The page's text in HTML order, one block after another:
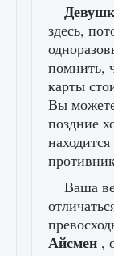
здесь,
помнить,
карты
Вы
поздние
Ваша
Айсмен ,